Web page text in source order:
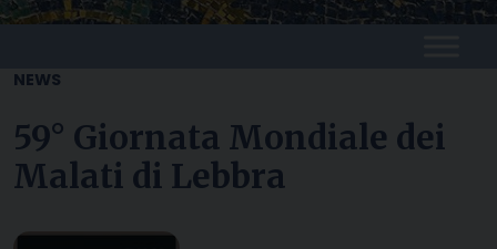
NEWS
59° Giornata Mondiale dei
Malati di Lebbra